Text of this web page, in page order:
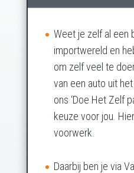
Weet je zelf al een
importwereld en
om zelf veel te
van een auto uit
ons ‘Doe Het Zelf
keuze voor jou.
voorwerk.
Daarbij ben je via